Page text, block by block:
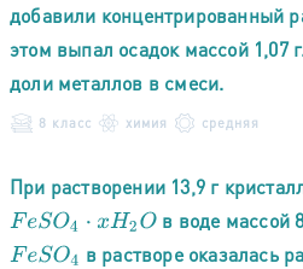
добавили концентрированный
этом выпал осадок массой 1,07
доли металлов в смеси.
8 класс химия средняя
При растворении 13,9 г
FeSO4⋅x H2O
в воде массой
FeSO4
в растворе оказалась